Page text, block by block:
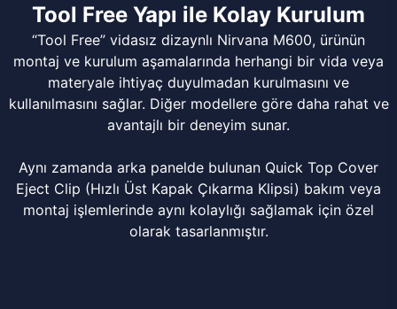
Tool Free Yapı ile Kolay Kurulum
“Tool Free” vidasız dizaynlı Nirvana M600, ürünün
montaj ve kurulum aşamalarında herhangi bir vida veya
materyale ihtiyaç duyulmadan kurulmasını ve
kullanılmasını sağlar. Diğer modellere göre daha rahat ve
avantajlı bir deneyim sunar.
Aynı zamanda arka panelde bulunan Quick Top Cover
Eject Clip (Hızlı Üst Kapak Çıkarma Klipsi) bakım veya
montaj işlemlerinde aynı kolaylığı sağlamak için özel
olarak tasarlanmıştır.